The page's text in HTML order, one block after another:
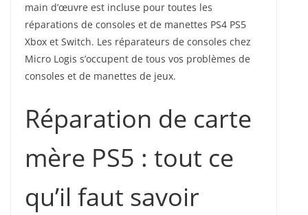
main d’œuvre est incluse pour toutes les
réparations de consoles et de manettes PS4 PS5
Xbox et Switch. Les réparateurs de consoles chez
Micro Logis s’occupent de tous vos problèmes de
consoles et de manettes de jeux.
Réparation de carte
mère PS5 : tout ce
qu’il faut savoir